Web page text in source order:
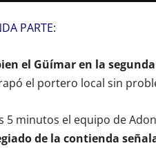
PARTE:
el Güímar en la
el portero local sin
5 minutos el equipo de
de la contienda